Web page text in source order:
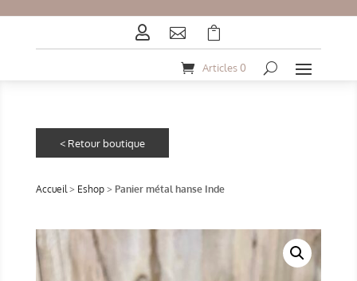
  
Articles 0
Accueil> Eshop> Panier métal hanse Inde